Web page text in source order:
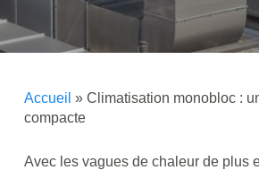
Accueil » Climatisation monobloc :
compacte
Avec les vagues de chaleur de plus